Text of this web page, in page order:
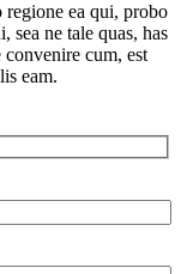
ea qui, probo
sea ne tale quas, has
cum, est
eam.